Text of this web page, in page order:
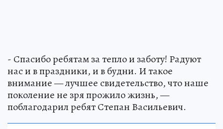
- Спасибо ребятам за тепло и заботу! Радуют
нас и в праздники, и в будни. И такое
внимание — лучшее свидетельство, что наше
поколение не зря прожило жизнь, —
поблагодарил ребят Степан Васильевич.